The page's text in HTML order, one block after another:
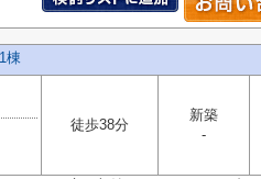
棟
徒歩38分
新築
-